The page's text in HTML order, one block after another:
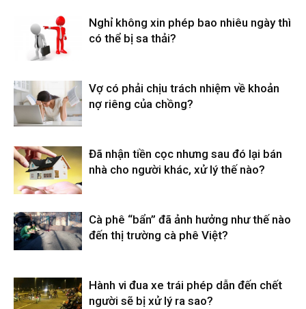
Nghỉ không xin phép bao nhiêu ngày thì
có thể bị sa thải?
Vợ có phải chịu trách nhiệm về khoản
nợ riêng của chồng?
Đã nhận tiền cọc nhưng sau đó lại bán
nhà cho người khác, xử lý thế nào?
Cà phê “bẩn” đã ảnh hưởng như thế nào
đến thị trường cà phê Việt?
Hành vi đua xe trái phép dẫn đến chết
người sẽ bị xử lý ra sao?